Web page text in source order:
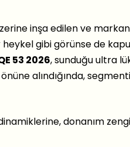
inşa edilen ve
gibi görünse de
53 2026, sunduğu ultra
alındığında,
donanım